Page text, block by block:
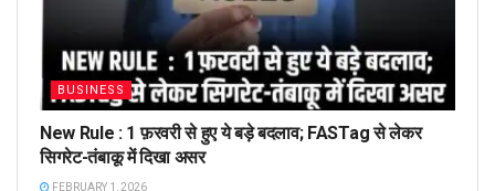
BUSINESS
New Rule : 1 फ़रवरी से हुए ये बड़े बदलाव; FASTag से लेकर
सिगरेट-तंबाकू में दिखा असर
FEBRUARY 1, 2026